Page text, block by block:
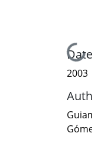
Loading...
Date
2003